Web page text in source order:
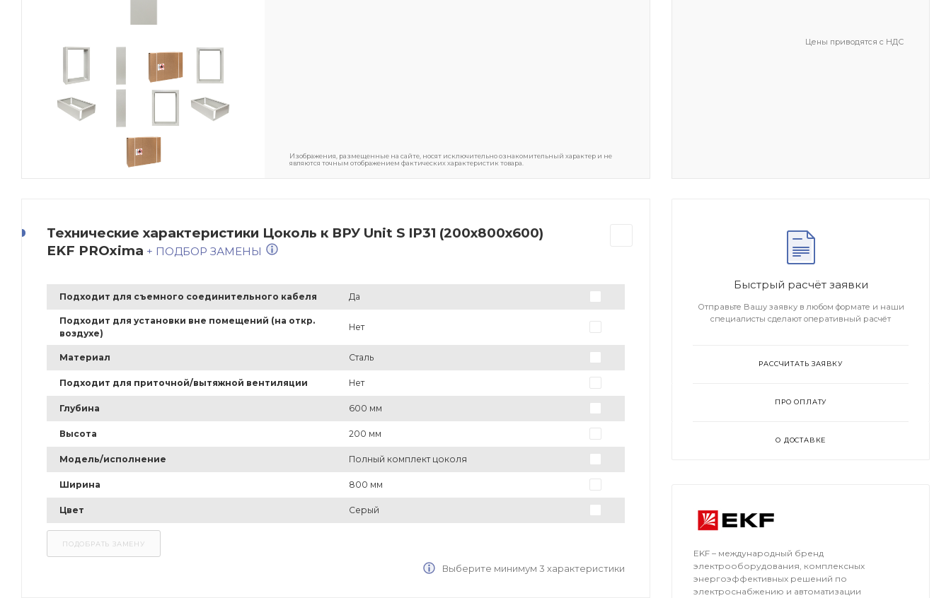
Изображения, размещенные на сайте, носят исключительно ознакомительный характер и не
являются точным отображением фактических характеристик товара.
Цены приводятся с НДС
Технические характеристики Цоколь к ВРУ Unit S IP31 (200х800х600)
EKF PROxima + ПОДБОР ЗАМЕНЫ
Подходит для съемного соединительного кабеля Да
Подходит для установки вне помещений (на откр.
воздухе)
Нет
Материал Сталь
Подходит для приточной/вытяжной вентиляции Нет
Глубина 600 мм
Высота 200 мм
Модель/исполнение Полный комплект цоколя
Ширина 800 мм
Цвет Серый
Выберите минимум 3 характеристики
Быстрый расчёт заявки
Отправьте Вашу заявку в любом формате и наши
специалисты сделают оперативный расчёт
РАССЧИТАТЬ ЗАЯВКУ
ПРО ОПЛАТУ
О ДОСТАВКЕ
EKF – международный бренд
электрооборудования, комплексных
энергоэффективных решений по
электроснабжению и автоматизации